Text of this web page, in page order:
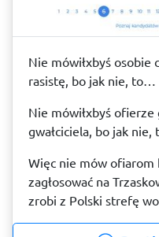
Nie mówiłxbyś osobie
rasistę, bo jak nie, to…
Nie mówiłxbyś ofierze
gwałciciela, bo jak
Więc nie mów ofiarom
zagłosować na
zrobi z Polski strefę